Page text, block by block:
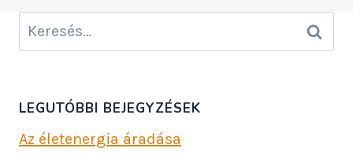
Keresés:
LEGUTÓBBI BEJEGYZÉSEK
Az életenergia áradása